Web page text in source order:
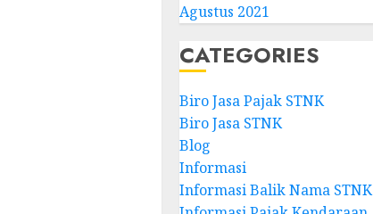
Agustus 2021
CATEGORIES
Biro Jasa Pajak STNK
Biro Jasa STNK
Blog
Informasi
Informasi Balik Nama STNK